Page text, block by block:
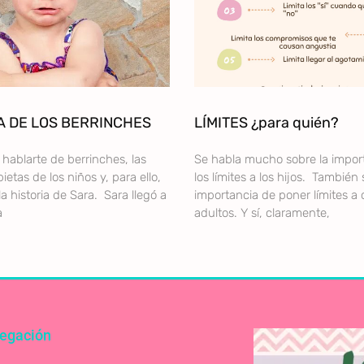
DE LOS BERRINCHES
de berrinches, las
de los niños y, para ello,
historia de Sara. Sara llegó a
LÍMITES ¿para quién?
Se habla mucho sobre la
los límites a los hijos. También
importancia de poner límites a
adultos. Y sí, claramente,